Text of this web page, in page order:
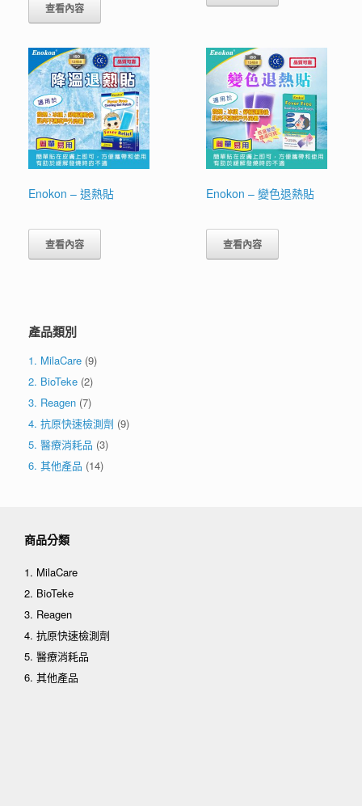
查看內容
Enokon – 退熱貼
查看內容
Enokon – 變色退熱貼
查看內容
產品類別
1. MilaCare (9)
2. BioTeke (2)
3. Reagen (7)
4. 抗原快速檢測劑 (9)
5. 醫療消耗品 (3)
6. 其他產品 (14)
商品分類
1. MilaCare
2. BioTeke
3. Reagen
4. 抗原快速檢測劑
5. 醫療消耗品
6. 其他產品